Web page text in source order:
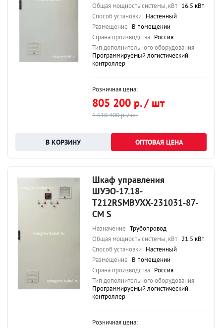
Общая мощность системы, кВт 16.5 кВт
Способ установки Настенный
Размещение В помещении
Страна производства Россия
Тип дополнительного оборудования
Программируемый логистический
контроллер
Розничная цена:
805 200 р. / шт
1 610 400 р. / шт
ОПТОВАЯ ЦЕНА
Шкаф управления
ШУЭО-17.18-
Т212RSМВУХХ-231031-87-
СМ S
Назначение Трубопровод
Общая мощность системы, кВт 21.5 кВт
Способ установки Настенный
Размещение В помещении
Страна производства Россия
Тип дополнительного оборудования
Программируемый логистический
контроллер
Розничная цена: